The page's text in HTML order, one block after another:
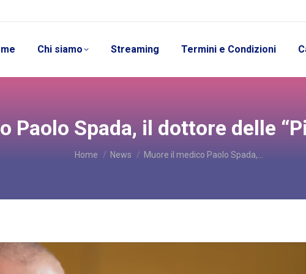
Chi siamo Streaming Termini e Condizioni
Paolo Spada, il dottore delle
You are here:
Home News Muore il medico Paolo Spada,…